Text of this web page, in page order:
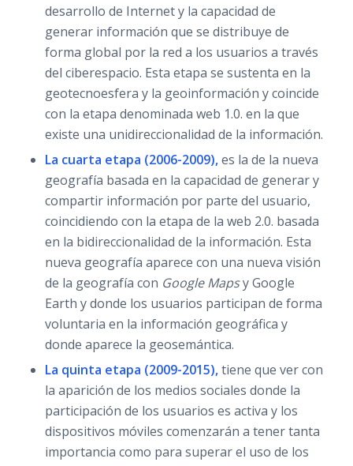
desarrollo de Internet y la capacidad de
generar información que se distribuye de
forma global por la red a los usuarios a través
del ciberespacio. Esta etapa se sustenta en la
geotecnoesfera y la geoinformación y coincide
con la etapa denominada web 1.0. en la que
existe una unidireccionalidad de la información.
La cuarta etapa (2006-2009),es la de la nueva
geografía basada en la capacidad de generar y
compartir información por parte del usuario,
coincidiendo con la etapa de la web 2.0. basada
en la bidireccionalidad de la información. Esta
nueva geografía aparece con una nueva visión
de la geografía con Google Mapsy Google
Earth y donde los usuarios participan de forma
voluntaria en la información geográfica y
donde aparece la geosemántica.
La quinta etapa (2009-2015),tiene que ver con
la aparición de los medios sociales donde la
participación de los usuarios es activa y los
dispositivos móviles comenzarán a tener tanta
importancia como para superar el uso de los